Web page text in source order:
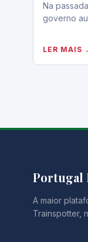
Na
governo
LER MAIS
Portugal
A maior
Trainspotter,